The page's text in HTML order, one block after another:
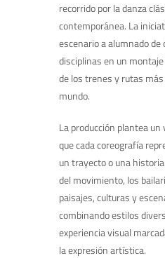
recorrido por la danza
contemporánea. La
escenario a alumnado
disciplinas en un
de los trenes y rutas
mundo.
La producción plantea un
que cada coreografía
un trayecto o una
del movimiento, los
paisajes, culturas y
combinando estilos
experiencia visual
la expresión artística.